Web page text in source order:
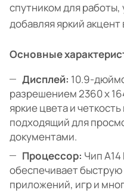
спутником для работы,
добавляя яркий
Основные
Дисплей: 10.9-
разрешением 2360 x
яркие цвета и
подходящий для
документами.
Процессор: Чип
обеспечивает
приложений, игр и